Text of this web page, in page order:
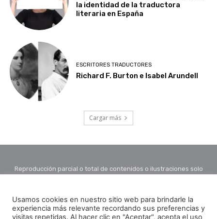
la identidad de la traductora
literaria en España
ESCRITORES TRADUCTORES
Richard F. Burton e Isabel Arundell
Cargar más
Reproducción parcial o total de contenidos o ilustraciones solo
Usamos cookies en nuestro sitio web para brindarle la
experiencia más relevante recordando sus preferencias y
visitas repetidas. Al hacer clic en "Aceptar", acepta el uso